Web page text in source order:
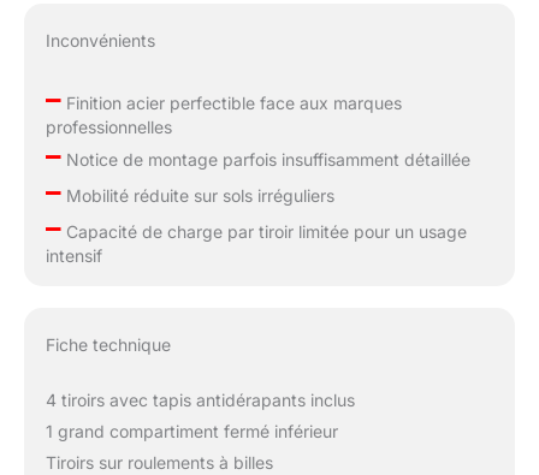
Inconvénients
–Finition acier perfectible face aux marques
professionnelles
–Notice de montage parfois insuffisamment détaillée
–Mobilité réduite sur sols irréguliers
–Capacité de charge par tiroir limitée pour un usage
intensif
Fiche technique
4 tiroirs avec tapis antidérapants inclus
1 grand compartiment fermé inférieur
Tiroirs sur roulements à billes